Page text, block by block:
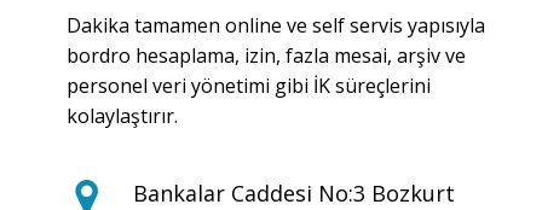
Dakika tamamen online ve self servis yapısıyla
bordro hesaplama, izin, fazla mesai, arşiv ve
personel veri yönetimi gibi İK süreçlerini
kolaylaştırır.
Bankalar Caddesi No:3 Bozkurt